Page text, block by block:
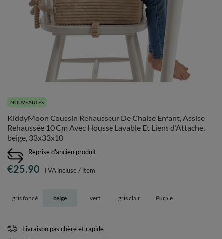
NOUVEAUTÉS
KiddyMoon Coussin Rehausseur De Chaise Enfant, Assise
Rehaussée 10 Cm Avec Housse Lavable Et Liens d’Attache,
beige, 33x33x10
Reprise d'ancien produit
gris foncé beige vert gris clair Purple
€25.90 TVA incluse/ item
Livraison pas chère et rapide